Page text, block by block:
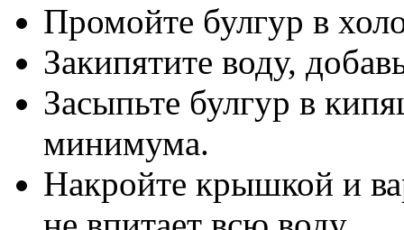
Промойте булгур в
Закипятите воду,
Засыпьте булгур в
минимума.
Накройте крышкой и